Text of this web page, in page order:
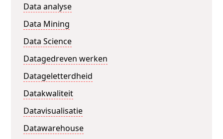
Data analyse
Data Mining
Data Science
Datagedreven werken
Datageletterdheid
Datakwaliteit
Datavisualisatie
Datawarehouse